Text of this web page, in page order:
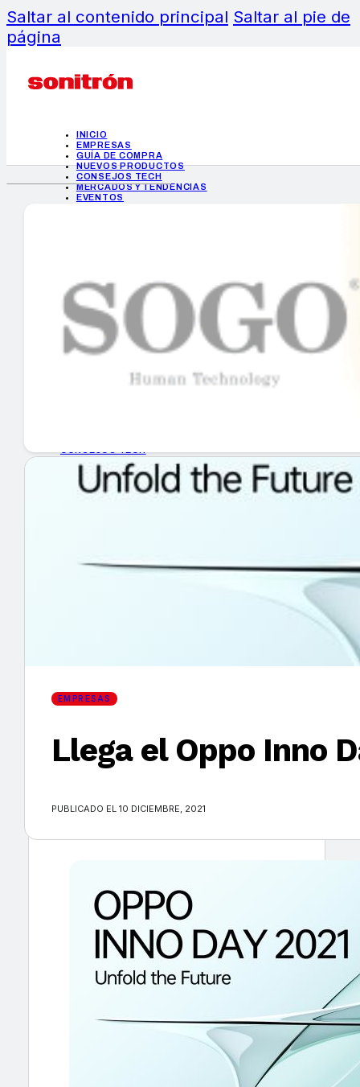
Saltar al contenido principal Saltar al pie de
página
INICIO
EMPRESAS
GUÍA DE COMPRA
NUEVOS PRODUCTOS
CONSEJOS TECH
MERCADOS Y TENDENCIAS
EVENTOS
INICIO
EMPRESAS
GUÍA DE COMPRA
MERCADOS Y TENDENCIAS
HEMEROTECA
Encuentra tu noticia
EMPRESAS
Llega el Oppo Inno
PUBLICADO EL 10 DICIEMBRE, 2021